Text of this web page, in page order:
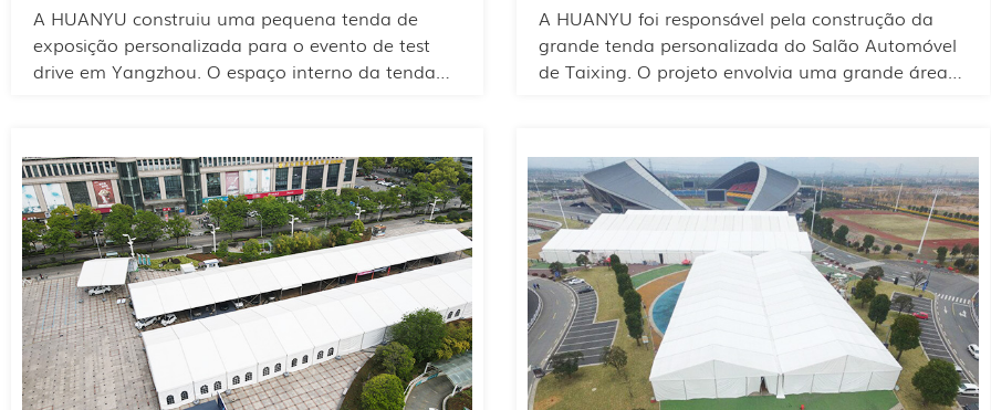
A HUANYU construiu uma pequena tenda de
exposição personalizada para o evento de test
drive em Yangzhou. O espaço interno da tenda
tenda é fácil de montar e desmontar, o que
economiza tempo e custos de mão de obra.
A HUANYU foi responsável pela construção da
grande tenda personalizada do Salão Automóvel
de Taixing. O projeto envolvia uma grande área e
e diferenciar as marcas, permitindo que cada
expositor encontrasse claramente o que
precisava. Cada marca também pôde utilizar o
espaço de forma racional para o layout interno e
exibir suas características próprias. A tenda possui
um amplo espaço interno e pode acomodar
centenas de pessoas.